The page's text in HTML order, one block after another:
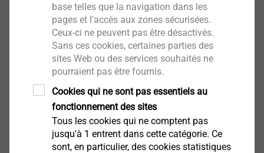
SHEETtracs®
Infos produit
base telles que la navigation dans les
pages et l'accès aux zones sécurisées.
Ceux-ci ne peuvent pas être désactivés.
Sans ces cookies, certaines parties des
sites Web ou des services souhaités ne
pourraient pas être fournis.
Cookies qui ne sont pas essentiels au
fonctionnement des sites
Tous les cookies qui ne comptent pas
jusqu'à 1 entrent dans cette catégorie. Ce
sont, en particulier, des cookies statistiques